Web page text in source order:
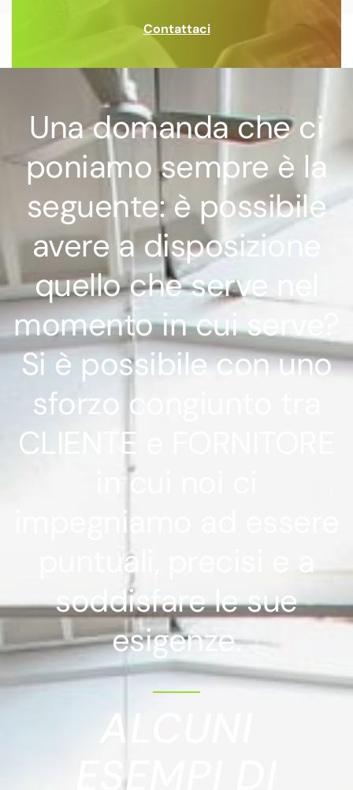
Contattaci
Una domanda che ci
poniamo sempre è la
seguente: è possibile
avere a disposizione
quello che serve nel
momento in cui serve?
Si è possibile con uno
sforzo congiunto tra
CLIENTE e FORNITORE
in cui noi ci
impegniamo ad essere
puntuali, precisi e a
soddisfare le sue
esigenze.
ALCUNI
ESEMPI DI